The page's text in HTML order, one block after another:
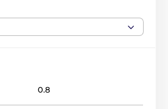
Dřevěné trofeje RW
0.8